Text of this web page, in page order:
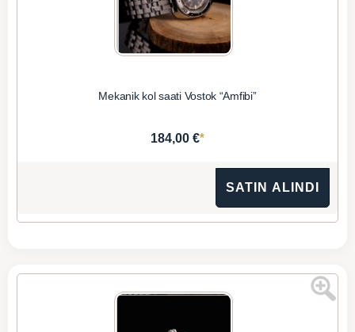
Mekanik kol saati Vostok “Amfibi”
184,00 €*
SATIN ALINDI